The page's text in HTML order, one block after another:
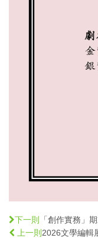
下一則 「創作實務」
上一則 2026文學編輯